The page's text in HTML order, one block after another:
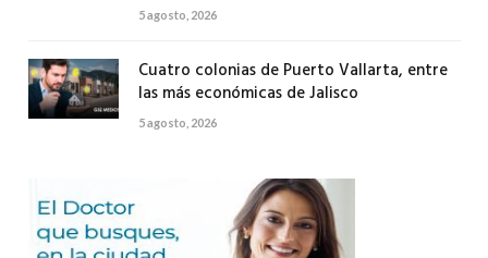
5 agosto, 2026
Cuatro colonias de Puerto Vallarta, entre
las más económicas de Jalisco
5 agosto, 2026